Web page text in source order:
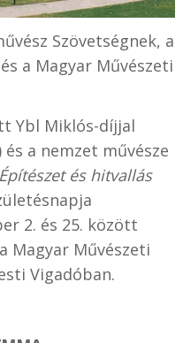
Szövetségnek, a
a Magyar Művészeti
Ybl Miklós-díjjal
és a nemzet művésze
Építészet és hitvallás
2. és 25. között
Magyar Művészeti
Vigadóban.